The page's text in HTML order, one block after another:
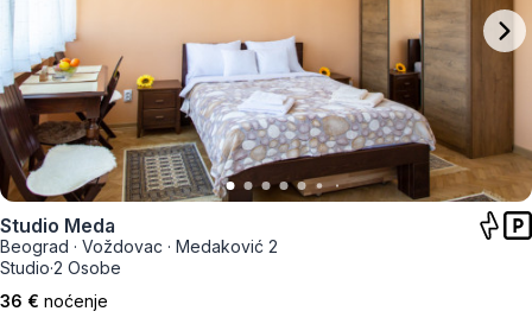
Studio Meda
Beograd · Voždovac · Medaković 2
Studio·2 Osobe
36 € noćenje